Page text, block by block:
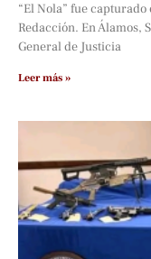
“El Nola” fue
Redacción. En Álamos,
General de Justicia
Leer más »